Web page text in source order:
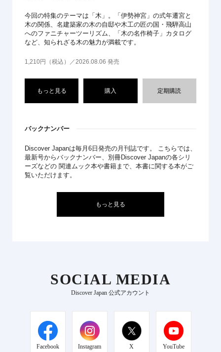
今回の特集のテーマは「木」。「伊勢神宮」の式年遷宮と
木の関係、名建築家の木の自邸や木工の匠の国・飛騨高山
へのファニチャーツーリズム、「木の名作椅子」カタログ
など、知られざる木の魅力が満載です。
1,210円（税込）／2026.08.06 発売
もっと見る 購入 定期購読
バックナンバー
Discover Japanは毎月6日発売の月刊誌です。 こちらでは、
最新号からバックナンバー、別冊Discover Japanの各シリ
ーズなどの 関連ムック本や書籍まで、本書に関する本がご
覧いただけます。
もっと見る
SOCIAL MEDIA
Discover Japan 公式アカウント
Facebook Instagram X YouTube